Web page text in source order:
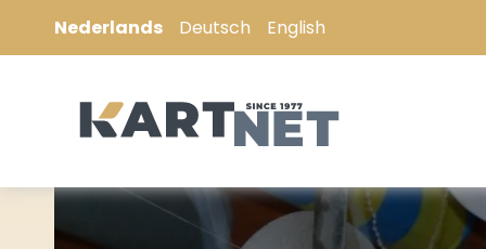
Nederlands Deutsch English